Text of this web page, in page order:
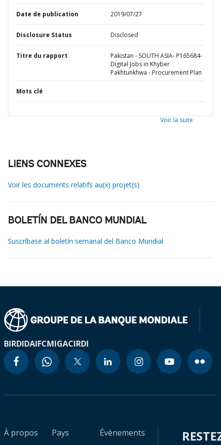
Date de publication 2019/07/27
Disclosure Status Disclosed
Titre du rapport
Pakistan - SOUTH ASIA- P165684-
Digital Jobs in Khyber
Pakhtunkhwa - Procurement Plan
Mots clé
Voir la suite
LIENS CONNEXES
Voir les documents relatifs au(x) projet(s)
BOLETÍN DEL BANCO MUNDIAL
Suscríbase al boletín semanal del Banco Mundial
BIRDIDAIFCMIGACIRDI
À propos
Pays
Évènements